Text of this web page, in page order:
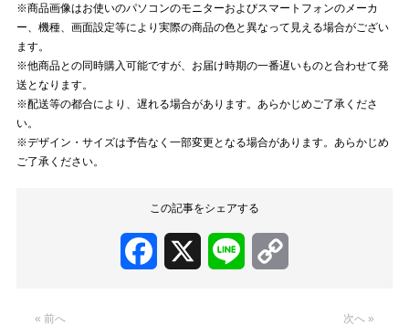
※商品画像はお使いのパソコンのモニターおよびスマートフォンのメーカ
ー、機種、画面設定等により実際の商品の色と異なって見える場合がござい
ます。
※他商品との同時購入可能ですが、お届け時期の一番遅いものと合わせて発
送となります。
※配送等の都合により、遅れる場合があります。あらかじめご了承くださ
い。
※デザイン・サイズは予告なく一部変更となる場合があります。あらかじめ
ご了承ください。
この記事をシェアする
Facebook Line
« 前へ 次へ »